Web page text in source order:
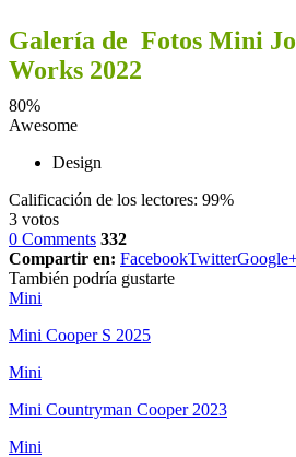
Galería de Fotos Mini
Works 2022
80%
Awesome
Design
Calificación de los lectores: 99%
3 votos
0 Comments 332
Compartir en: FacebookTwitter
También podría gustarte
Mini
Mini Cooper S 2025
Mini
Mini Countryman Cooper 2023
Mini